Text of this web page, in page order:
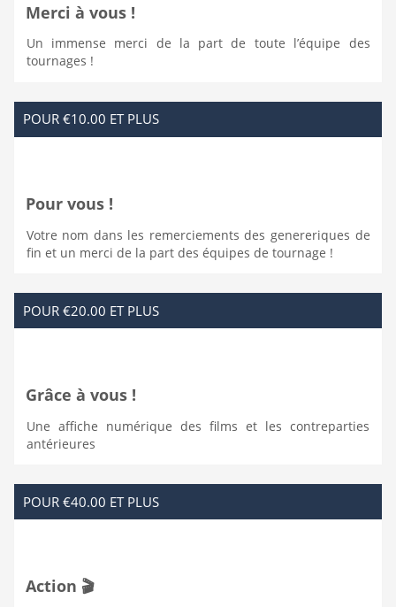
Merci à vous !
Un immense merci de la part de toute l’équipe des
tournages !
POUR €10.00 ET PLUS
Pour vous !
Votre nom dans les remerciements des genereriques de
fin et un merci de la part des équipes de tournage !
POUR €20.00 ET PLUS
Grâce à vous !
Une affiche numérique des films et les contreparties
antérieures
POUR €40.00 ET PLUS
Action 🎬